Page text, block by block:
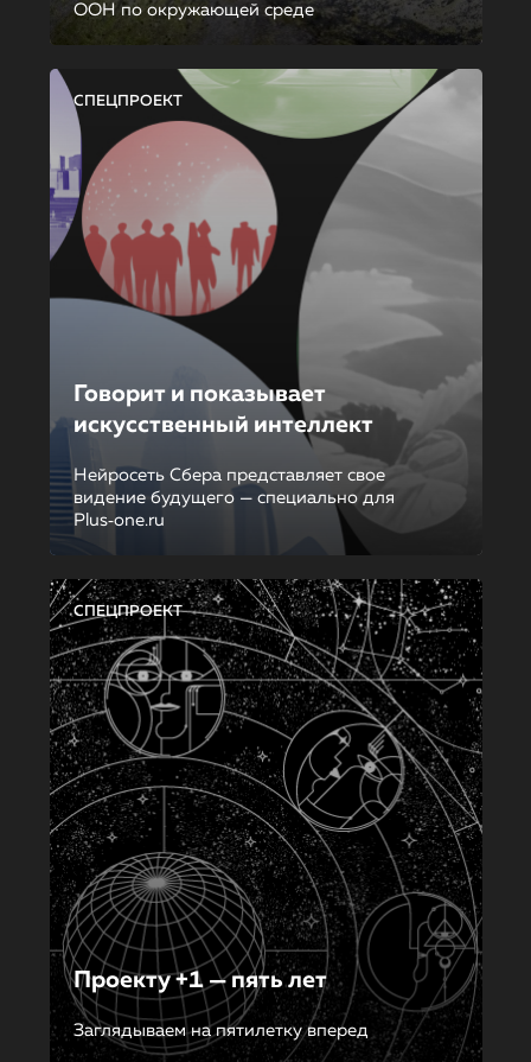
ООН по окружающей среде
СПЕЦПРОЕКТ
Говорит и показывает
искусственный интеллект
Нейросеть Сбера представляет свое
видение будущего — специально для
Plus‑one.ru
СПЕЦПРОЕКТ
Проекту +1 — пять лет
Заглядываем на пятилетку вперед